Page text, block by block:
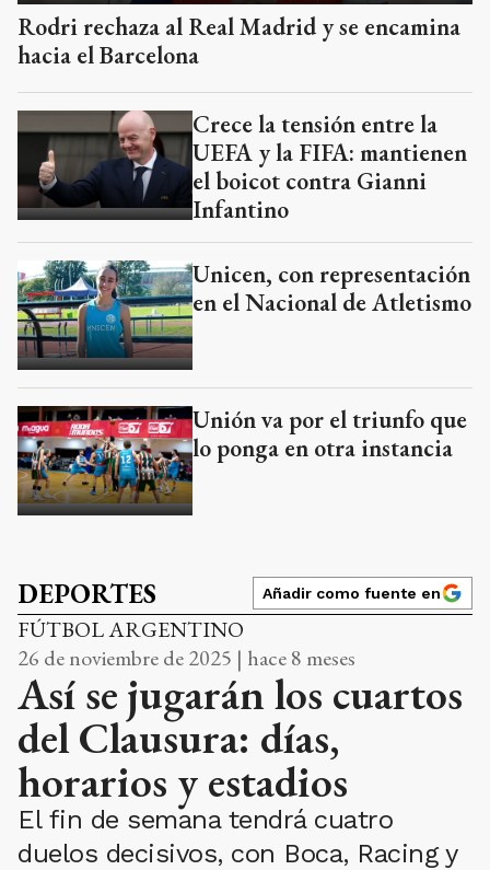
Rodri rechaza al Real Madrid y se encamina
hacia el Barcelona
Crece la tensión entre la
UEFA y la FIFA: mantienen
el boicot contra Gianni
Infantino
Unicen, con representación
en el Nacional de Atletismo
Unión va por el triunfo que
lo ponga en otra instancia
DEPORTES Añadir como fuente en
FÚTBOL ARGENTINO
26 de noviembre de 2025 | hace 8 meses
Así se jugarán los cuartos
del Clausura: días,
horarios y estadios
El fin de semana tendrá cuatro
duelos decisivos, con Boca, Racing y